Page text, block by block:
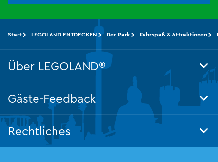
Start LEGOLAND ENTDECKEN Der Park Fahrspaß & Attraktionen
Über LEGOLAND®
Gäste-Feedback
Rechtliches